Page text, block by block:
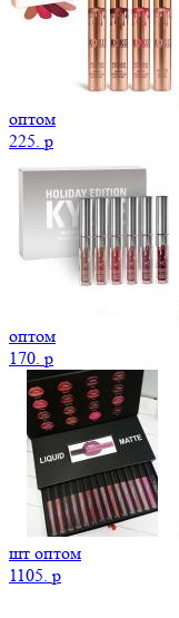
оптом
225. p
оптом
170. p
шт оптом
1105. p